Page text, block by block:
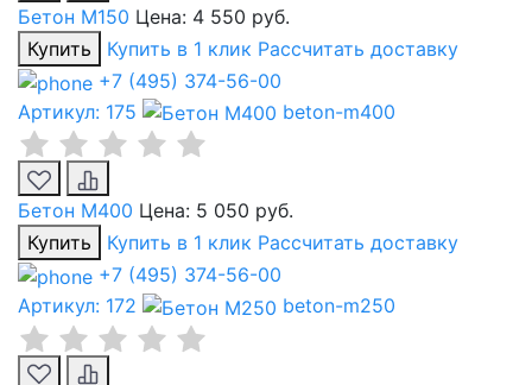
Бетон М150 Цена: 4 550 руб.
Купить
Купить в 1 клик Рассчитать доставку
+7 (495) 374-56-00
Артикул: 175
beton-m400
Бетон М400 Цена: 5 050 руб.
Купить
Купить в 1 клик Рассчитать доставку
+7 (495) 374-56-00
Артикул: 172
beton-m250